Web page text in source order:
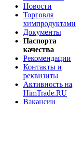
Новости
Торговля
химпродуктами
Документы
Паспорта
качества
Рекомендации
Контакты и
реквизиты
Активность на
HimTrade.RU
Вакансии